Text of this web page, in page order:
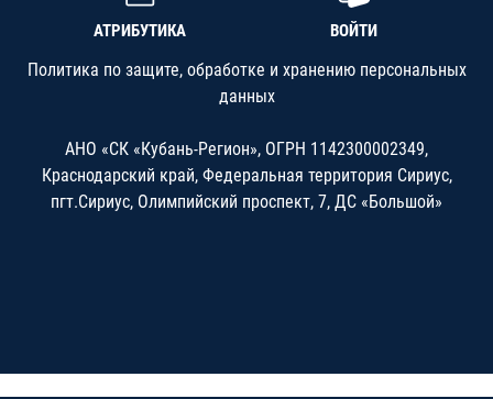
АТРИБУТИКА ВОЙТИ
Политика по защите, обработке и хранению персональных
данных
АНО «СК «Кубань-Регион», ОГРН 1142300002349,
Краснодарский край, Федеральная территория Сириус,
пгт.Сириус, Олимпийский проспект, 7, ДС «Большой»